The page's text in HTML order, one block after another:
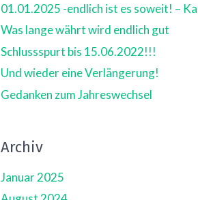
01.01.2025 -endlich ist es soweit! –
Was lange währt wird endlich gut
Schlussspurt bis 15.06.2022!!!
Und wieder eine Verlängerung!
Gedanken zum Jahreswechsel
Archiv
Januar 2025